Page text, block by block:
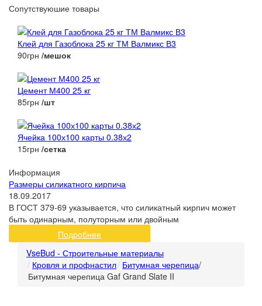
Сопутствуюшие товары
Клей для Газоблока 25 кг ТМ Валмикс В3
90грн /мешок
Цемент М400 25 кг
85грн /шт
Ячейка 100х100 карты 0.38х2
15грн /сетка
Информация
Размеры силикатного кирпича
18.09.2017
В ГОСТ 379-69 указывается, что силикатный кирпич может
быть одинарным, полуторным или двойным
Подробнее
VseBud - Строительные материалы
Кровля и профнастил Битумная черепица/
Битумная черепица Gaf Grand Slate II